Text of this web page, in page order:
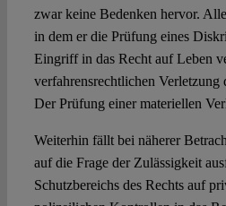
zwar keine Bedenken hervor.
in dem er die Prüfung eines
Eingriff in das Recht auf Leben
verfahrensrechtlichen
Der Prüfung einer materiellen
Weiterhin fällt bei näherer
auf die Frage der Zulässigkeit
Schutzbereichs des Rechts auf